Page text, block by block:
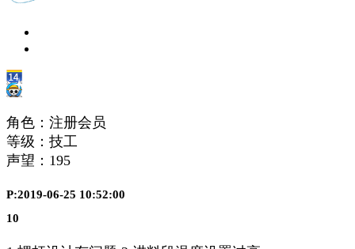
角色：注册会员
等级：技工
声望： 195
P:2019-06-25 10:52:00
10